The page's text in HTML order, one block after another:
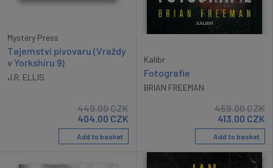
Mystery Press
Tajemství pivovaru (Vraždy
v Yorkshiru 9)
J.R. ELLIS
449.00CZK
404.00 CZK
Add to basket
Kalibr
Fotografie
BRIAN FREEMAN
459.00CZK
413.00 CZK
Add to basket